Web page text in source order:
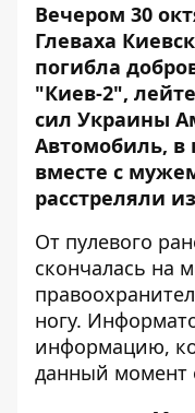
Вечером 30
Глеваха
погибла
"Киев-2",
сил Украины
Автомобиль, в
вместе с
расстреляли
От пулевого
скончалась на
ногу.
информацию,
данный момент